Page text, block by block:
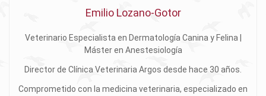
Emilio Lozano-Gotor
Veterinario Especialista en Dermatología Canina y Felina |
Máster en Anestesiología
Director de Clínica Veterinaria Argos desde hace 30 años.
Comprometido con la medicina veterinaria, especializado en